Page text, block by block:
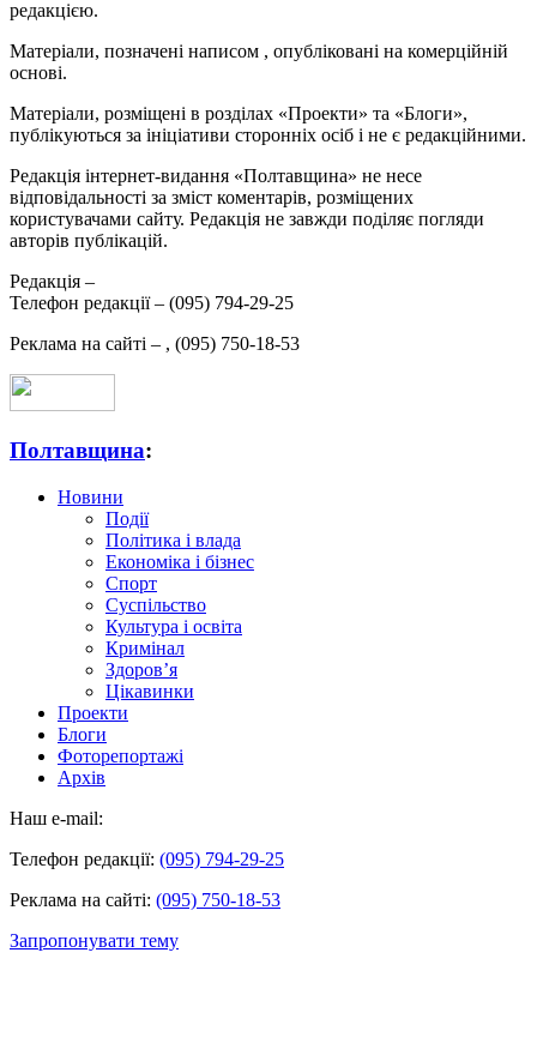
редакцією.
Матеріали, позначені написом , опубліковані на комерційній
основі.
Матеріали, розміщені в розділах «Проекти» та «Блоги»,
публікуються за ініціативи сторонніх осіб і не є редакційними.
Редакція інтернет-видання «Полтавщина» не несе
відповідальності за зміст коментарів, розміщених
користувачами сайту. Редакція не завжди поділяє погляди
авторів публікацій.
Редакція –
Телефон редакції – (095) 794-29-25
Реклама на сайті – , (095) 750-18-53
Полтавщина:
Новини
Події
Політика і влада
Економіка і бізнес
Спорт
Суспільство
Культура і освіта
Кримінал
Здоров’я
Цікавинки
Проекти
Блоги
Фоторепортажі
Архів
Наш e-mail:
Телефон редакції: (095) 794-29-25
Реклама на сайті: (095) 750-18-53
Запропонувати тему